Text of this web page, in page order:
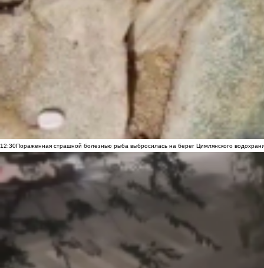
12:30Пораженная страшной болезнью рыба выбросилась на берег Цимлянского